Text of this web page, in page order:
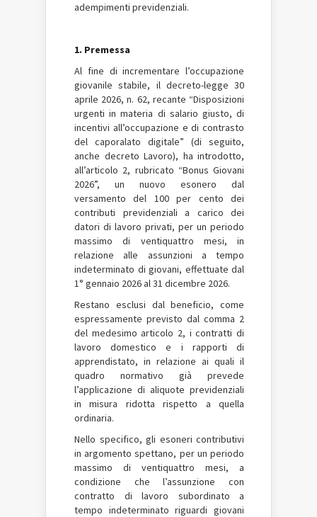
adempimenti previdenziali.
1. Premessa
Al fine di incrementare l’occupazione
giovanile stabile, il decreto-legge 30
aprile 2026, n. 62, recante “Disposizioni
urgenti in materia di salario giusto, di
incentivi all’occupazione e di contrasto
del caporalato digitale” (di seguito,
anche decreto Lavoro), ha introdotto,
all’articolo 2, rubricato “Bonus Giovani
2026”, un nuovo esonero dal
versamento del 100 per cento dei
contributi previdenziali a carico dei
datori di lavoro privati, per un periodo
massimo di ventiquattro mesi, in
relazione alle assunzioni a tempo
indeterminato di giovani, effettuate dal
1° gennaio 2026 al 31 dicembre 2026.
Restano esclusi dal beneficio, come
espressamente previsto dal comma 2
del medesimo articolo 2, i contratti di
lavoro domestico e i rapporti di
apprendistato, in relazione ai quali il
quadro normativo già prevede
l’applicazione di aliquote previdenziali
in misura ridotta rispetto a quella
ordinaria.
Nello specifico, gli esoneri contributivi
in argomento spettano, per un periodo
massimo di ventiquattro mesi, a
condizione che l’assunzione con
contratto di lavoro subordinato a
tempo indeterminato riguardi giovani